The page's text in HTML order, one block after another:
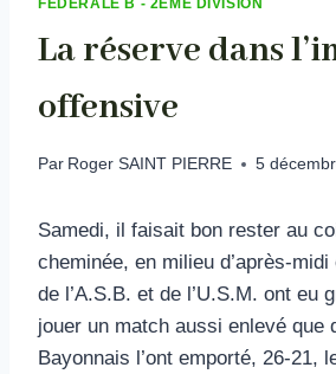
La réserve dans
offensive
Par Roger SAINT PIERRE 5
Samedi, il faisait bon rester au
cheminée, en milieu d’après-
de l’A.S.B. et de l’U.S.M. ont eu
jouer un match aussi enlevé que
Bayonnais l’ont emporté, 26-21,